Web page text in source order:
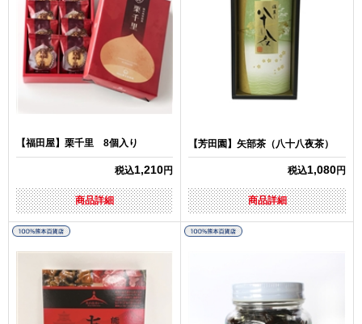
【福田屋】栗千里 8個入り
税込1,210円
商品詳細
【芳田園】矢部茶（八十八夜茶）
税込1,080円
商品詳細